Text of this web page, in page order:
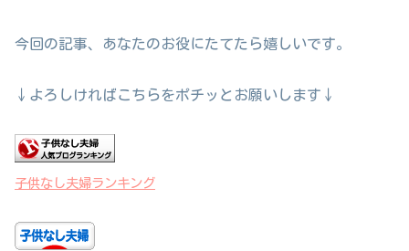
今回の記事、あなたのお役にたてたら嬉しいです。
↓よろしければこちらをポチッとお願いします↓
子供なし夫婦ランキング